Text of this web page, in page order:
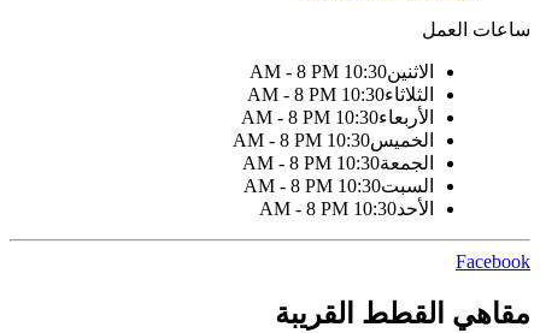
ساعات العمل
الاثنين10:30 AM - 8 PM
الثلاثاء10:30 AM - 8 PM
الأربعاء10:30 AM - 8 PM
الخميس10:30 AM - 8 PM
الجمعة10:30 AM - 8 PM
السبت10:30 AM - 8 PM
الأحد10:30 AM - 8 PM
Facebook
مقاهي القطط القريبة